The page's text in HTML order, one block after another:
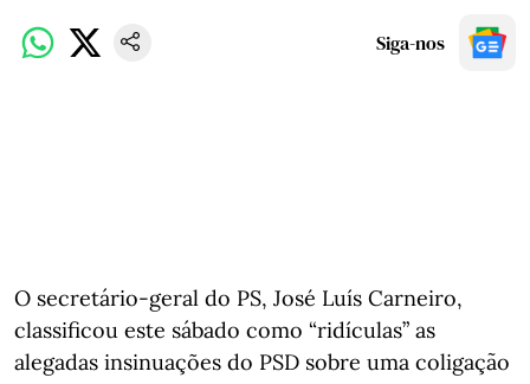
Siga-nos
O secretário-geral do PS, José Luís Carneiro,
classificou este sábado como “ridículas” as
alegadas insinuações do PSD sobre uma coligação